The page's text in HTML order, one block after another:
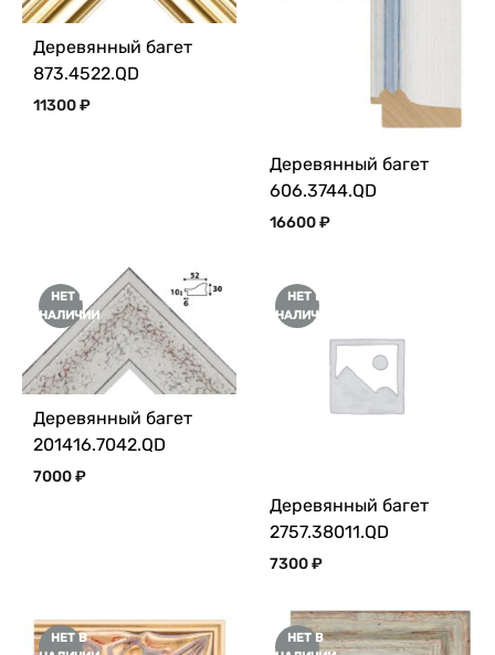
Деревянный багет
873.4522.QD
11300₽
Деревянный багет
606.3744.QD
16600₽
НЕТ В
НАЛИЧИИ
Деревянный багет
201416.7042.QD
7000₽
НЕТ В
НАЛИЧИИ
Деревянный багет
2757.38011.QD
7300₽
НЕТ В
НЕТ В